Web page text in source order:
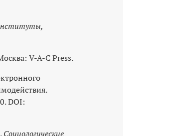
V-A-C Press.
DOI:
Социологические